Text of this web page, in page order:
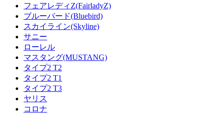
フェアレディZ(FairladyZ)
ブルーバード(Bluebird)
スカイライン(Skyline)
サニー
ローレル
マスタング(MUSTANG)
タイプ2 T2
タイプ2 T1
タイプ2 T3
ヤリス
コロナ